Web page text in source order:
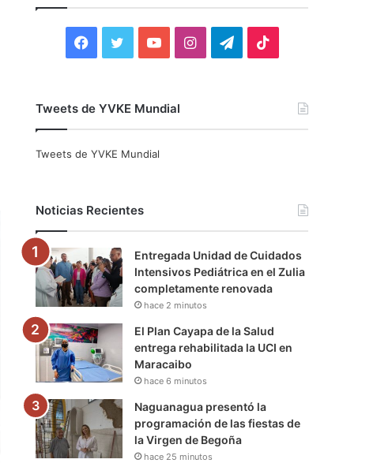
F
c
o
k
i
r
Y
u
e
I
r
a
m
T
a
m
Tweets de YVKE Mundial
Tweets de YVKE Mundial
Noticias Recientes
Entregada Unidad de Cuidados
Intensivos Pediátrica en el Zulia
completamente renovada
hace 2 minutos
El Plan Cayapa de la Salud
entrega rehabilitada la UCI en
Maracaibo
hace 6 minutos
Naguanagua presentó la
programación de las fiestas de
la Virgen de Begoña
hace 25 minutos